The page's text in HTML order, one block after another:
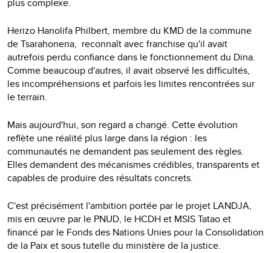
Herizo Hanolifa Philbert, membre du KMD de la commune
de Tsarahonena, reconnaît avec franchise qu'il avait
autrefois perdu confiance dans le fonctionnement du Dina.
Comme beaucoup d'autres, il avait observé les difficultés,
les incompréhensions et parfois les limites rencontrées sur
le terrain.
Mais aujourd'hui, son regard a changé. Cette évolution
reflète une réalité plus large dans la région : les
communautés ne demandent pas seulement des règles.
Elles demandent des mécanismes crédibles, transparents et
capables de produire des résultats concrets.
C'est précisément l'ambition portée par le projet LANDJA,
mis en œuvre par le PNUD, le HCDH et MSIS Tatao et
financé par le Fonds des Nations Unies pour la Consolidation
de la Paix et sous tutelle du ministère de la justice.